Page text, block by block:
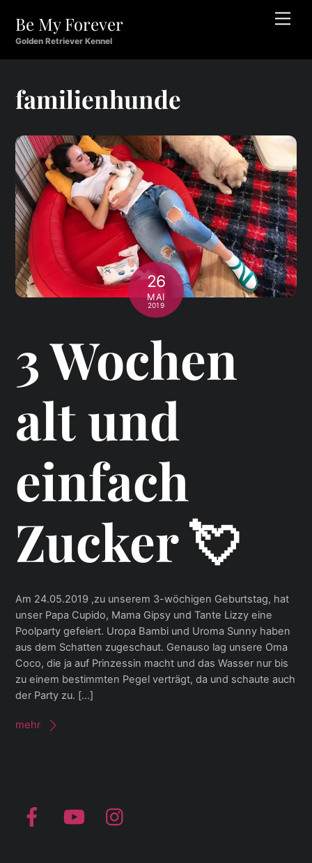
content
Be My Forever
Golden Retriever Kennel
familienhunde
26
MAI
2019
3 Wochen
alt und
einfach
Zucker 💘
Am 24.05.2019 ,zu unserem 3-wöchigen Geburtstag, hat
unser Papa Cupido, Mama Gipsy und Tante Lizzy eine
Poolparty gefeiert. Uropa Bambi und Uroma Sunny haben
aus dem Schatten zugeschaut. Genauso lag unsere Oma
Coco, die ja auf Prinzessin macht und das Wasser nur bis
zu einem bestimmten Pegel verträgt, da und schaute auch
der Party zu. […]
mehr
YouTube